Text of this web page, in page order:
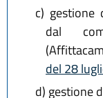
c) gestione
dal
del 28
d) gestione